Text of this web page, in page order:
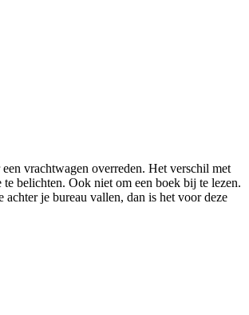
vrachtwagen overreden. Het verschil met
belichten. Ook niet om een boek bij te lezen.
je bureau vallen, dan is het voor deze